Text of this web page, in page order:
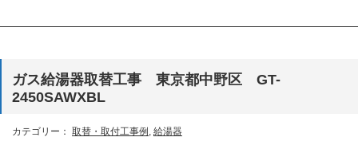
ガス給湯器取替工事 東京都中野区 GT-
2450SAWXBL
カテゴリー： 取替・取付工事例 , 給湯器